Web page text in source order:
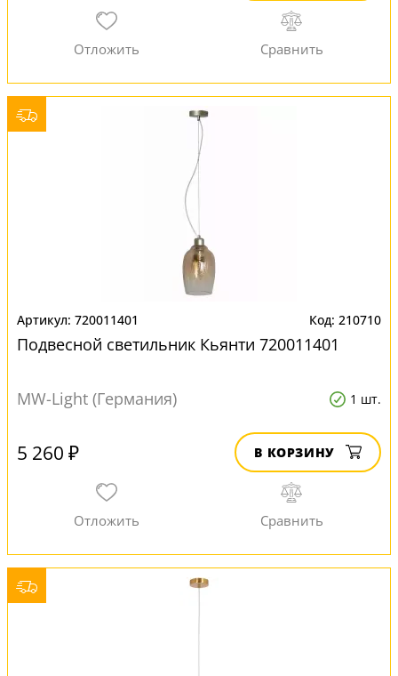
720011401 210710
Подвесной светильник Кьянти 720011401
MW-Light (Германия) 1 шт.
5 260 ₽ В КОРЗИНУ